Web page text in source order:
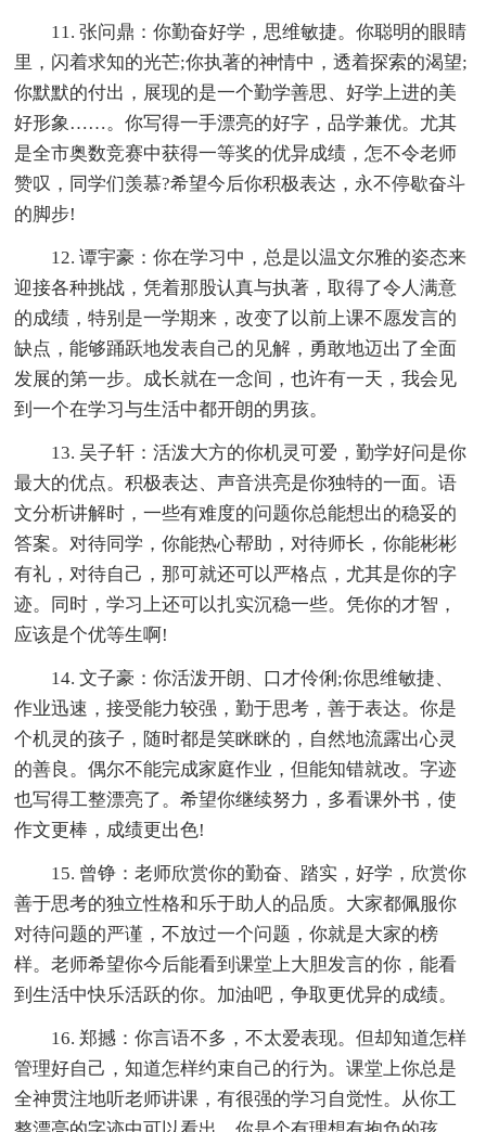
11. 张问鼎：你勤奋好学，思维敏捷。你聪明的眼睛
里，闪着求知的光芒;你执著的神情中，透着探索的渴望;
你默默的付出，展现的是一个勤学善思、好学上进的美
好形象……。你写得一手漂亮的好字，品学兼优。尤其
是全市奥数竞赛中获得一等奖的优异成绩，怎不令老师
赞叹，同学们羡慕?希望今后你积极表达，永不停歇奋斗
的脚步!
12. 谭宇豪：你在学习中，总是以温文尔雅的姿态来
迎接各种挑战，凭着那股认真与执著，取得了令人满意
的成绩，特别是一学期来，改变了以前上课不愿发言的
缺点，能够踊跃地发表自己的见解，勇敢地迈出了全面
发展的第一步。成长就在一念间，也许有一天，我会见
到一个在学习与生活中都开朗的男孩。
13. 吴子轩：活泼大方的你机灵可爱，勤学好问是你
最大的优点。积极表达、声音洪亮是你独特的一面。语
文分析讲解时，一些有难度的问题你总能想出的稳妥的
答案。对待同学，你能热心帮助，对待师长，你能彬彬
有礼，对待自己，那可就还可以严格点，尤其是你的字
迹。同时，学习上还可以扎实沉稳一些。凭你的才智，
应该是个优等生啊!
14. 文子豪：你活泼开朗、口才伶俐;你思维敏捷、
作业迅速，接受能力较强，勤于思考，善于表达。你是
个机灵的孩子，随时都是笑眯眯的，自然地流露出心灵
的善良。偶尔不能完成家庭作业，但能知错就改。字迹
也写得工整漂亮了。希望你继续努力，多看课外书，使
作文更棒，成绩更出色!
15. 曾铮：老师欣赏你的勤奋、踏实，好学，欣赏你
善于思考的独立性格和乐于助人的品质。大家都佩服你
对待问题的严谨，不放过一个问题，你就是大家的榜
样。老师希望你今后能看到课堂上大胆发言的你，能看
到生活中快乐活跃的你。加油吧，争取更优异的成绩。
16. 郑撼：你言语不多，不太爱表现。但却知道怎样
管理好自己，知道怎样约束自己的行为。课堂上你总是
全神贯注地听老师讲课，有很强的学习自觉性。从你工